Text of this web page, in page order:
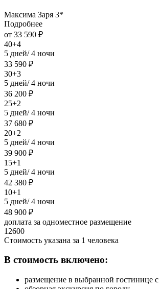
Максима Заря 3*
Подробнее
от 33 590 ₽
40+4
5 дней/ 4 ночи
33 590 ₽
30+3
5 дней/ 4 ночи
36 200 ₽
25+2
5 дней/ 4 ночи
37 680 ₽
20+2
5 дней/ 4 ночи
39 900 ₽
15+1
5 дней/ 4 ночи
42 380 ₽
10+1
5 дней/ 4 ночи
48 900 ₽
доплата за одноместное размещение
12600
Стоимость указана за 1 человека
В стоимость включено:
размещение в выбранной гостинице с